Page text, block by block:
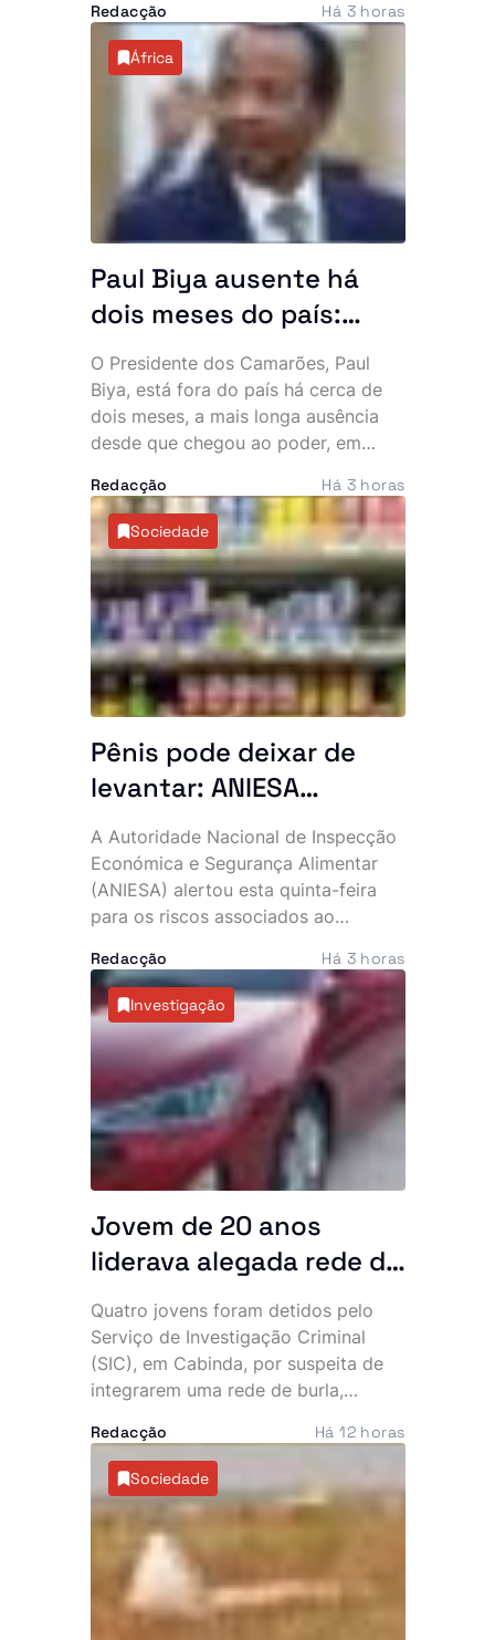
atribuído a um grupo de marginais
conhecido por “UTT de Matar”,
ocorreu a escassos metros de um
piquete da Polícia, facto que motivou
denúncias de alegada falta de
intervenção por parte de um agente.
Redacção Há 3 horas
África
Paul Biya ausente há
dois meses do país:
Presidente mais velho
do mundo desaparece
da cena pública e
oposição exige
explicações
O Presidente dos Camarões, Paul
Biya, está fora do país há cerca de
dois meses, a mais longa ausência
desde que chegou ao poder, em
Europa intensificou as críticas da
oposição e voltou a alimentar
especulações sobre o estado de
saúde do chefe de Estado, de 93
anos.
Redacção Há 3 horas
Sociedade
Pênis pode deixar de
levantar: ANIESA
desaconselha consumo
de Power Plus e Motu
Rouge após descoberta
de substâncias
impróprias
A Autoridade Nacional de Inspecção
Económica e Segurança Alimentar
(ANIESA) alertou esta quinta-feira
para os riscos associados ao
Power Plus e Motu Rouge, depois de
análises laboratoriais terem
detectado a presença não declarada
de sildenafila, um medicamento
sujeito a prescrição médica utilizado
no tratamento da disfunção eréctil. A
entidade recomenda que os
consumidores deixem de ingerir
estes produtos e ordenou a sua
Redacção Há 3 horas
Investigação
Jovem de 20 anos
liderava alegada rede de
burlas que financiava
uma vida de luxo, diz SIC
Quatro jovens foram detidos pelo
Serviço de Investigação Criminal
(SIC), em Cabinda, por suspeita de
integrarem uma rede de burla,
rede Vodacom, num esquema que
terá desviado cerca de 40 mil euros
e cinco milhões de kwanzas. O
dinheiro alegadamente sustentava
uma vida de luxo, marcada por
viaturas topo de gama, telemóveis
caros e festas frequentes.
Redacção Há 12 horas
Sociedade